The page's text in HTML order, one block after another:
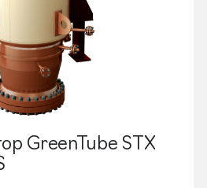
GreenTube STX